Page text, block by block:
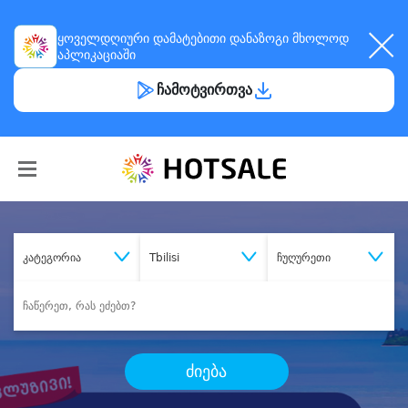
ყოველდღიური დამატებითი დანაზოგი მხოლოდ
აპლიკაციაში
ჩამოტვირთვა
კატეგორია Tbilisi ჩუღურეთი
ძიება